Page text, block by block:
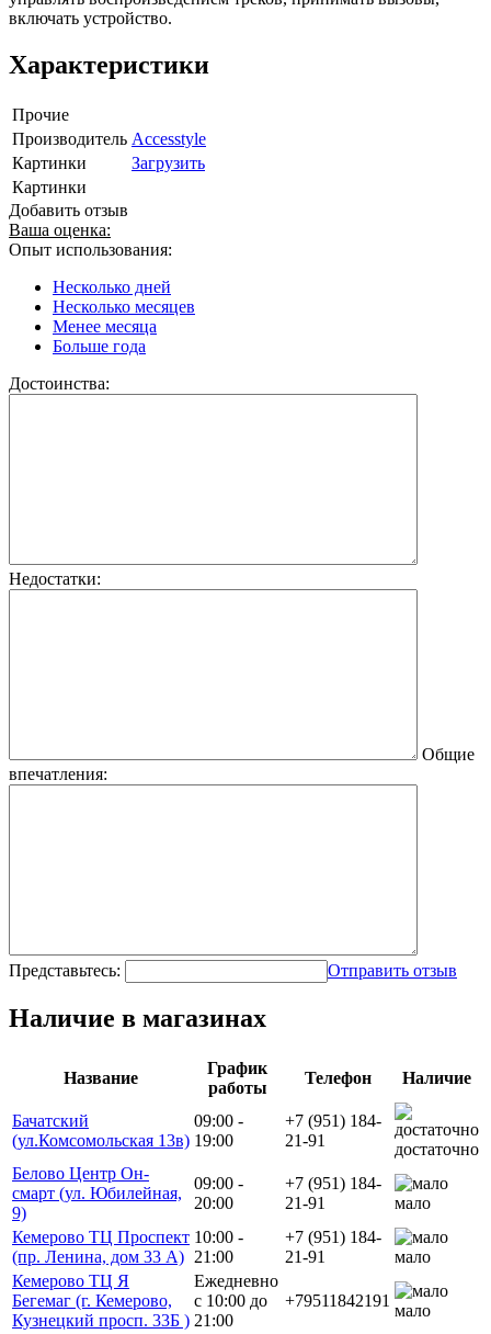
включать устройство.
Характеристики
Прочие
Производитель Accesstyle
Картинки
Загрузить
Картинки
Добавить отзыв
Ваша оценка:
Опыт использования:
Несколько дней
Несколько месяцев
Менее месяца
Больше года
Достоинства:
Недостатки:
Общие
впечатления:
Представьтесь: Отправить отзыв
Наличие в магазинах
Название
График
работы
Телефон Наличие
Бачатский
(ул.Комсомольская 13в)
09:00 -
19:00
+7 (951) 184-
21-91
достаточно
Белово Центр Он-
смарт (ул. Юбилейная,
9)
09:00 -
20:00
+7 (951) 184-
21-91
мало
Кемерово ТЦ Проспект
(пр. Ленина, дом 33 А)
10:00 -
21:00
+7 (951) 184-
21-91
мало
Кемерово ТЦ Я
Бегемаг (г. Кемерово,
Кузнецкий просп. 33Б )
Ежедневно
с 10:00 до
21:00
+79511842191
мало